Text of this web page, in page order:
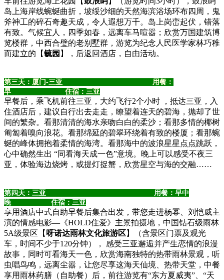
岛上海岸线蜿蜒曲折，坡绥沙细的天然海滨浴场环布四周，鬼
斧神工的碎石奇趣天成，令人遐想万千。岛上岗峦起伏，错落
有致。气候宜人，四季如春，远离车马喧嚣；欣赏万国建筑博
览楼群，中西合璧的老别墅群，游览为纪念人民医学家林巧稚
而建立的【毓园 】，后返回酒店，自由活动。
第三天： 厦门-三亚 用餐：
早 住宿：三亚
早餐后，乘飞机前往三亚，大约飞行2个小时 ，抵达三亚，入
住酒店后，建议自行出去走走，瞭望着连天的碧海，抛却了世
间的繁杂。看那清清的海水亲吻白白的柔沙；看那多情的椰树
匍匐着嗅向浪花。看那绵延的碧翠环绕着有致的楼厦；看那蜿
蜒的峰体拥抱着柔情的海湾。看那海中的波浪星星点点跳跃，
心中确然生出 “同看海天成一色”意境。晚上可以感受不夜三
亚，体验海边烧烤，或提灯捉蟹，欣赏星空与海的交融……
第四天：三亚 用餐：早中
晚 住宿：三亚
享用酒店中式自助早餐后集合出发，带您走进杨幂、刘恺威主
演的情感电影—《HOLD住爱》主景拍摄地，中国钻石级雨林
5A级景区【 呀诺达雨林文化旅游区】（含景区门票及观光
车，时间不少于120分钟）， 感受三亚邂逅并产生恋情的浪漫
故事，同时可看海天一色，欣赏海南独特的热带雨林景观，听
虫唱鸟鸣，远离尘嚣，让您尽享这海天仙境、热带天堂，中餐
享用雨林药膳（自助餐）后，前往游览有“东方夏威夷”、“天